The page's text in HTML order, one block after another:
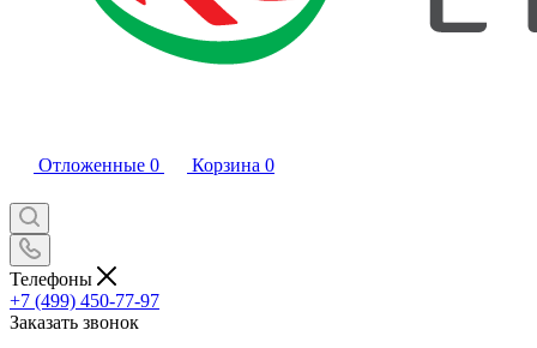
Отложенные 0 Корзина 0
Телефоны
+7 (499) 450-77-97
Заказать звонок